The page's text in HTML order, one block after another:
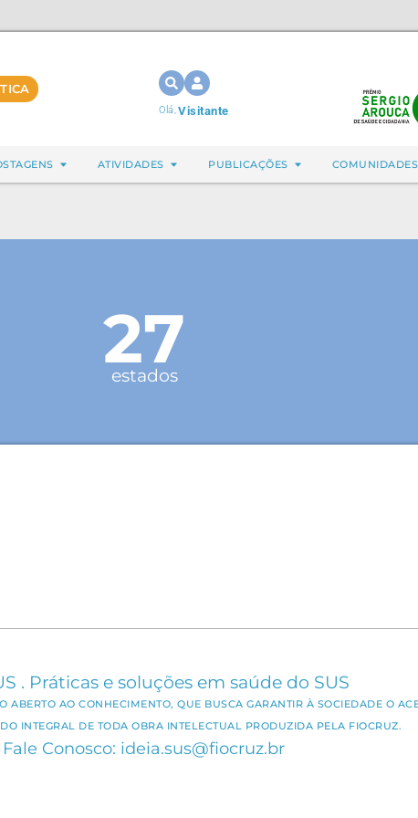
Olá,Visitante
ATIVIDADES PUBLICAÇÕES COMUNIDADES
27
estados
. Práticas e soluções em saúde do SUS
ABERTO AO CONHECIMENTO, QUE BUSCA GARANTIR À SOCIEDADE O
INTEGRAL DE TODA OBRA INTELECTUAL PRODUZIDA PELA FIOCRUZ.
Fale Conosco: ideia.sus@fiocruz.br